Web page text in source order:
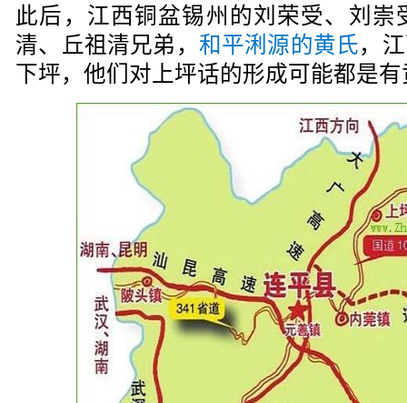
此后，江西铜盆锡州的刘荣受、刘
清、丘祖清兄弟， 和平浰源的黄氏，
下坪，他们对上坪话的形成可能都是